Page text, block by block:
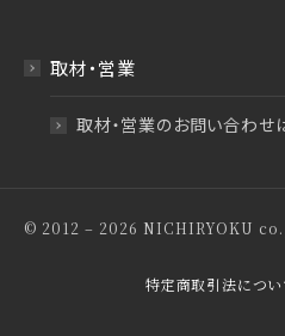
取材・営業
取材・営業のお問い合わせ
© 2012 – 2026 NICHIRYOKU
特定商取引法につい